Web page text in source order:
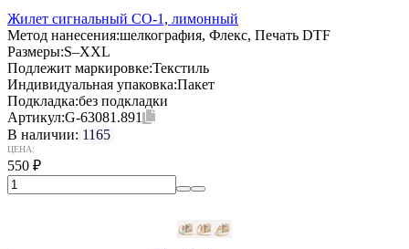
Жилет сигнальный СО-1, лимонный
Метод нанесения:шелкография, Флекс, Печать DTF
Размеры:S–XXL
Подлежит маркировке:Текстиль
Индивидуальная упаковка:Пакет
Подкладка:без подкладки
Артикул:G-63081.891
В наличии: 1165
ЦЕНА:
550 ₽